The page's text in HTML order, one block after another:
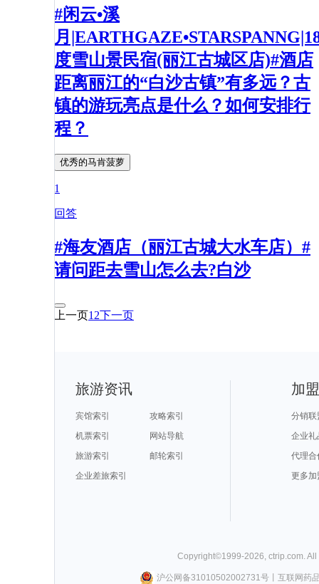
#闲云•溪
月
度雪山景民宿(丽江古城区店)#酒店
距离丽江的“白沙古镇”有多远？古
镇的游玩亮点是什么？如何安排行
程？
优秀的马肯菠萝
1
回答
#海友酒店（丽江古城大水车店）#
请问距去雪山怎么去?白沙
上一页1 2下一页
旅游资讯
宾馆索引
攻略索引
机票索引
网站导航
旅游索引
邮轮索引
企业差旅索引
加
分销联
企业礼
代理合
更多加
Copyright©1999-2026, ctrip.com.
沪公网备31010502002731号丨 互联网药